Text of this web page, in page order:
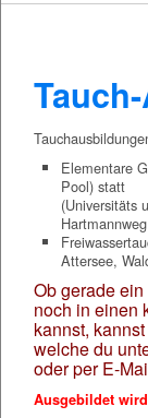
Elementare
Pool) statt
(Universitäts
Attersee,
Ob gerade
noch in einen
kannst,
welche du
oder per E-
Ausgebildet